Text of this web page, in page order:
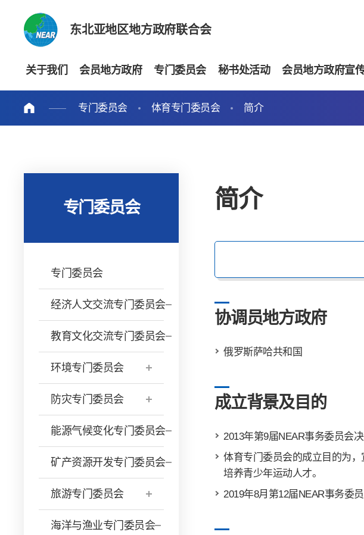
东北亚地区地方政府联合会
关于我们 会员地方政府 专门委员会 秘书处活动 会员地方政府宣
专门委员会 体育专门委员会 简介
专门委员会
专门委员会
经济人文交流专门委员会
教育文化交流专门委员会
环境专门委员会
防灾专门委员会
能源气候变化专门委员会
矿产资源开发专门委员会
旅游专门委员会
海洋与渔业专门委员会
简介
协调员地方政府
俄罗斯萨哈共和国
成立背景及目的
2013年第9届NEAR事务委员会
体育专门委员会的成立目的为
培养青少年运动人才。
2019年8月第12届NEAR事务委